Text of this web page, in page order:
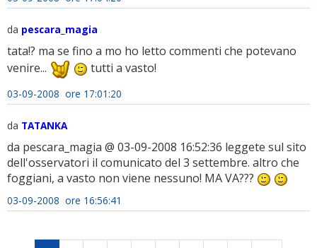
da pescara_magia
tata!? ma se fino a mo ho letto commenti che potevano
venire...
tutti a vasto!
03-09-2008 ore 17:01:20
da TATANKA
da pescara_magia @ 03-09-2008 16:52:36 leggete sul sito
dell'osservatori il comunicato del 3 settembre. altro che
foggiani, a vasto non viene nessuno! MA VA???
03-09-2008 ore 16:56:41